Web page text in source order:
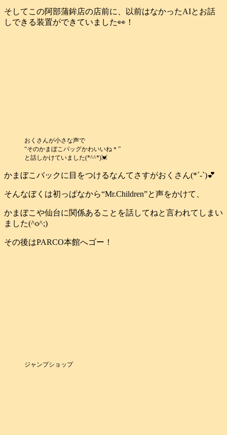
そしてこの阿部蒲鉾店の店前に、以前はなかったAIとお話
しできる装置ができていました👀！
おくさんが小さな声で
“そのかまぼこバッグかわいいね＊”
と話しかけていました(*^^*)💓
かまぼこバックに目をつけるなんてさすがおくさん(*´-`)💕
そんなぼくは初っぱなから“Mr.Children”と声をかけて、
かまぼこや仙台に関係あることを話してねと言われてしまい
ました(^o^;)
その後はPARCO本館へゴー！
ジャンプショップ